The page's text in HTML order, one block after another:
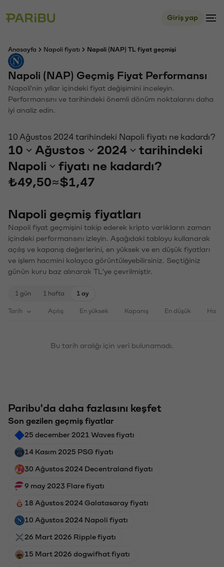
Giriş yap
Anasayfa Napoli fiyatı Napoli (NAP) TL fiyat geçmişi
Napoli (NAP) Geçmiş Fiyat Performansı
Napoli'nin yıllar içindeki fiyat değişimini inceleyin.
Performansını ve tarihindeki önemli dönüm noktalarını daha
iyi analiz edin.
10 Ağustos 2024 tarihindeki Napoli fiyatı ne kadardı?
10 Ağustos 2024
tarihindeki
Napoli
fiyatı ne kadardı?
₺49,50≈$1,47
Napoli geçmiş fiyatları
Napoli fiyat geçmişini takip ederek kripto varlıkların zaman
içindeki performansını izleyin. Aşağıdaki tabloyu kullanarak
açılış ve kapanış değerlerini, en yüksek ve en düşük fiyatları
ve işlem hacmini kolayca görüntüleyebilirsiniz. Seçtiğiniz
günün kuru baz alınarak TL'ye çevrilmiştir.
1 gün 1 hafta 1 ay
Tarih Açılış En yüksek Kapanış En düşük
Bu tarih aralığı için veri bulunamadı.
Paribu'da daha fazlasını keşfet
Son gezilen geçmiş fiyatlar
25 december 2021 Waves fiyatı
14 Kasım 2025 PSG fiyatı
30 Ağustos 2024 Decentraland fiyatı
9 may 2023 Flare fiyatı
18 Ağustos 2024 Galatasaray fiyatı
10 Ağustos 2024 Napoli fiyatı
26 Mart 2026 Ripple fiyatı
15 Mart 2026 dogwifhat fiyatı